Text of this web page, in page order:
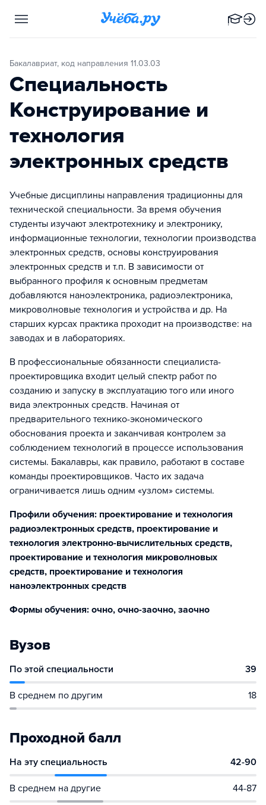
Бакалавриат, код направления 11.03.03
Специальность
Конструирование и
технология
электронных средств
Учебные дисциплины направления традиционны для
технической специальности. За время обучения
студенты изучают электротехнику и электронику,
информационные технологии, технологии производства
электронных средств, основы конструирования
электронных средств и т.п. В зависимости от
выбранного профиля к основным предметам
добавляются наноэлектроника, радиоэлектроника,
микроволновые технология и устройства и др. На
старших курсах практика проходит на производстве: на
заводах и в лабораториях.
В профессиональные обязанности специалиста-
проектировщика входит целый спектр работ по
созданию и запуску в эксплуатацию того или иного
вида электронных средств. Начиная от
предварительного технико-экономического
обоснования проекта и заканчивая контролем за
соблюдением технологий в процессе использования
системы. Бакалавры, как правило, работают в составе
команды проектировщиков. Часто их задача
ограничивается лишь одним «узлом» системы.
Профили обучения: проектирование и технология
радиоэлектронных средств, проектирование и
технология электронно-вычислительных средств,
проектирование и технология микроволновых
средств, проектирование и технология
наноэлектронных средств
Формы обучения: очно, очно-заочно, заочно
Вузов
По этой специальности 39
В среднем по другим 18
Проходной балл
На эту специальность 42-90
В среднем на другие 44-87